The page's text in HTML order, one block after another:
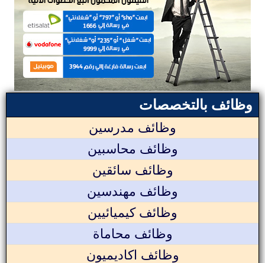
وظائف بالتخصصات
وظائف مدرسين
وظائف محاسبين
وظائف سائقين
وظائف مهندسين
وظائف كيميائيين
وظائف محاماة
وظائف اكاديميون